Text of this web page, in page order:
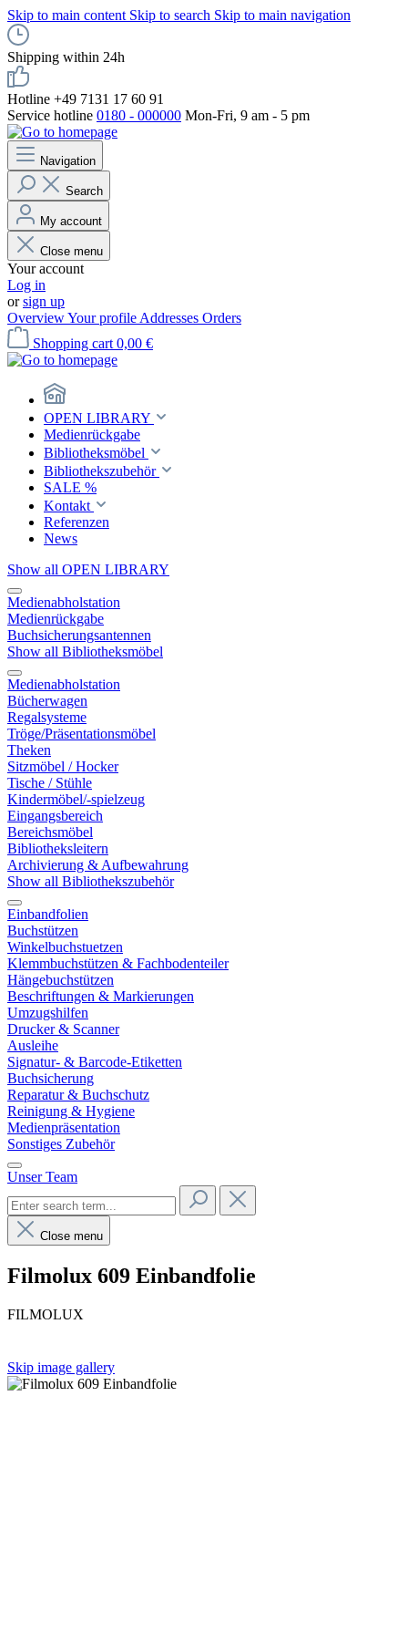
Skip to main content Skip to search Skip to main navigation
Shipping within 24h
Hotline +49 7131 17 60 91
Service hotline 0180 - 000000 Mon-Fri, 9 am - 5 pm
Navigation
Search
My account
Close menu
Your account
Log in
orsign up
OverviewYour profile Addresses Orders
Shopping cart 0,00 €
OPEN LIBRARY
Medienrückgabe
Bibliotheksmöbel
Bibliothekszubehör
SALE %
Kontakt
Referenzen
News
Show all OPEN LIBRARY
Medienabholstation
Medienrückgabe
Buchsicherungsantennen
Show all Bibliotheksmöbel
Medienabholstation
Bücherwagen
Regalsysteme
Tröge/Präsentationsmöbel
Theken
Sitzmöbel / Hocker
Tische / Stühle
Kindermöbel/-spielzeug
Eingangsbereich
Bereichsmöbel
Bibliotheksleitern
Archivierung & Aufbewahrung
Show all Bibliothekszubehör
Einbandfolien
Buchstützen
Winkelbuchstuetzen
Klemmbuchstützen & Fachbodenteiler
Hängebuchstützen
Beschriftungen & Markierungen
Umzugshilfen
Drucker & Scanner
Ausleihe
Signatur- & Barcode-Etiketten
Buchsicherung
Reparatur & Buchschutz
Reinigung & Hygiene
Medienpräsentation
Sonstiges Zubehör
Unser Team
Close menu
Filmolux 609 Einbandfolie
FILMOLUX
Skip image gallery